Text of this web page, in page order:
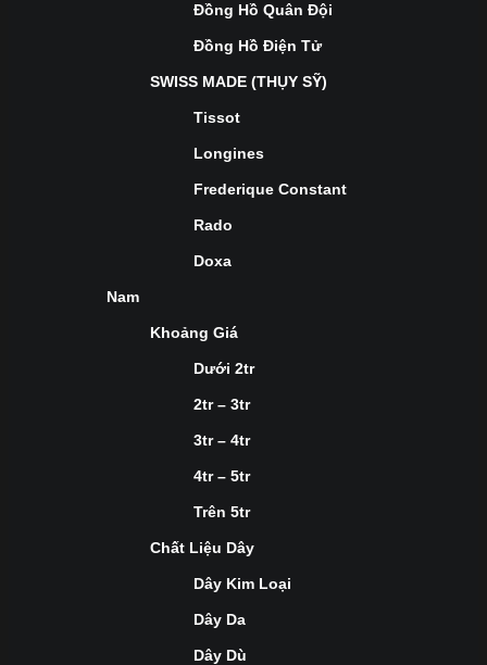
Đồng Hồ Quân Đội
Đồng Hồ Điện Tử
SWISS MADE (THỤY SỸ)
Tissot
Longines
Frederique Constant
Rado
Doxa
Nam
Khoảng Giá
Dưới 2tr
2tr – 3tr
3tr – 4tr
4tr – 5tr
Trên 5tr
Chất Liệu Dây
Dây Kim Loại
Dây Da
Dây Dù